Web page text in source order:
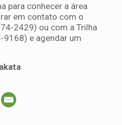
para conhecer a área
em contato com o
2429) ou com a Trilha
9168) e agendar um